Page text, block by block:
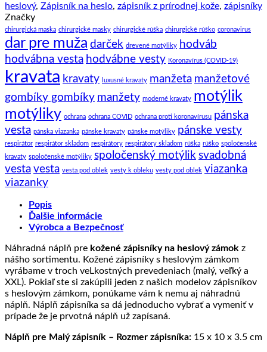
heslový, Zápisník na heslo, zápisník z prírodnej kože, zápisníky
Značky
chirurgická maska chirurgické masky chirurgické rúška chirurgické rúško coronavirus
dar pre muža darček drevené motýliky
hodváb
hodvábna vesta hodvábne vesty Koronavírus (COVID-19)
kravata kravaty luxusné kravaty manžeta manžetové
gombíky gombíky manžety moderné kravaty motýlik
motýliky ochrana ochrana COVID ochrana proti koronavírusu pánska
vesta pánska viazanka pánske kravaty pánske motýliky pánske vesty
respirátor respirátor skladom respirátory respirátory skladom rúška rúško spoloćenské
kravaty spoločenské motýliky spoločenský motýlik svadobná
vesta vesta vesta pod oblek vesty k obleku vesty pod oblek viazanka
viazanky
Popis
Ďalšie informácie
Výrobca a Bezpečnosť
Náhradná náplň pre kožené zápisníky na heslový zámok z
nášho sortimentu. Kožené zápisníky s heslovým zámkom
vyrábame v troch veLkostných prevedeniach (malý, veľký a
XXL). Pokiaľ ste si zakúpili jeden z našich modelov zápisníkov
s heslovým zámkom, ponúkame vám k nemu aj náhradnú
náplň. Náplň zápisníka sa dá jednoducho vybrať a vymeniť v
prípade že je prvotná náplň už zapísaná.
Náplň pre Malý zápisník – Rozmer zápisníka: 15 x 10 x 3.5 cm